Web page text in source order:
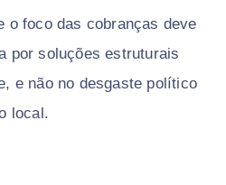
o foco das cobranças deve
por soluções estruturais
e não no desgaste político
local.